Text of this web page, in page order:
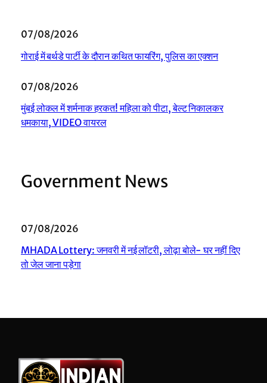
07/08/2026
गोराई में बर्थडे पार्टी के दौरान कथित फायरिंग, पुलिस का एक्शन
07/08/2026
मुंबई लोकल में शर्मनाक हरकत! महिला को पीटा, बेल्ट निकालकर
धमकाया, VIDEO वायरल
Government News
07/08/2026
MHADA Lottery: जनवरी में नई लॉटरी, लोढ़ा बोले- घर नहीं दिए
तो जेल जाना पड़ेगा